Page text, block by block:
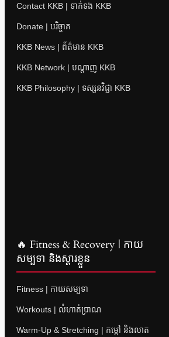
Contact KKB | ទាក់ទង KKB
Donate | បរិច្ចាគ
KKB News | ព័ត៌មាន KKB
KKB Network | បណ្តាញ KKB
KKB Philosophy | ទស្សនវិជ្ជា KKB
🔥 Fitness & Recovery | កាយ
សម្បទា និងស្តារខ្លួន
Fitness | កាយសម្បទា
Workouts | លំហាត់ប្រាណ
Warm-Up & Stretching | កម្តៅ និងលាត